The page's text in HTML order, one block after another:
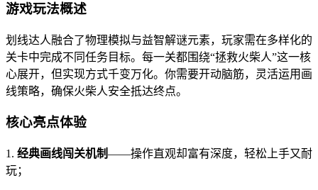
游戏玩法概述
划线达人融合了物理模拟与益智解谜元素，玩家需在多样化的
关卡中完成不同任务目标。每一关都围绕“拯救火柴人”这一核
心展开，但实现方式千变万化。你需要开动脑筋，灵活运用画
线策略，确保火柴人安全抵达终点。
核心亮点体验
1. 经典画线闯关机制——操作直观却富有深度，轻松上手又耐
玩；